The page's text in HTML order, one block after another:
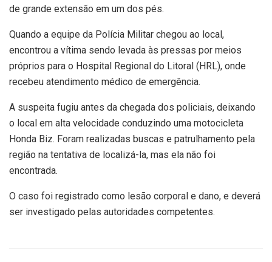
de grande extensão em um dos pés.
Quando a equipe da Polícia Militar chegou ao local,
encontrou a vítima sendo levada às pressas por meios
próprios para o Hospital Regional do Litoral (HRL), onde
recebeu atendimento médico de emergência.
A suspeita fugiu antes da chegada dos policiais, deixando
o local em alta velocidade conduzindo uma motocicleta
Honda Biz. Foram realizadas buscas e patrulhamento pela
região na tentativa de localizá-la, mas ela não foi
encontrada.
O caso foi registrado como lesão corporal e dano, e deverá
ser investigado pelas autoridades competentes.